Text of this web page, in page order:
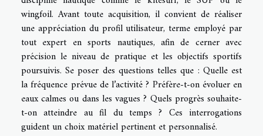
wingfoil. Avant toute acquisition, il convient de réaliser
une appréciation du profil utilisateur, terme employé par
tout expert en sports nautiques, afin de cerner avec
précision le niveau de pratique et les objectifs sportifs
poursuivis. Se poser des questions telles que : Quelle est
la fréquence prévue de l’activité ? Préfère-t-on évoluer en
eaux calmes ou dans les vagues ? Quels progrès souhaite-
t-on atteindre au fil du temps ? Ces interrogations
guident un choix matériel pertinent et personnalisé.